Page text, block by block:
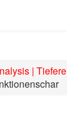
| Tiefere